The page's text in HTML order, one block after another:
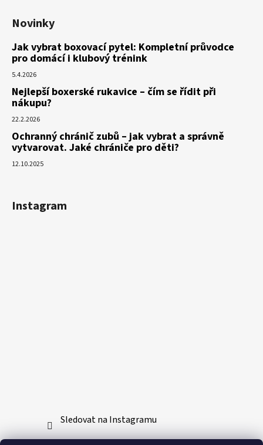
Novinky
Jak vybrat boxovací pytel: Kompletní průvodce
pro domácí i klubový trénink
5.4.2026
Nejlepší boxerské rukavice – čím se řídit při
nákupu?
22.2.2026
Ochranný chránič zubů – jak vybrat a správně
vytvarovat. Jaké chrániče pro děti?
12.10.2025
Instagram
Sledovat na Instagramu